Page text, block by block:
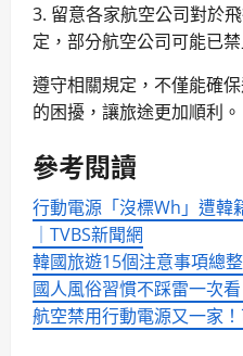
3. 留意各家航空公司對於
定，部分航空公司可能已禁
遵守相關規定，不僅能確
的困擾，讓旅途更加順利。
參考閱讀
行動電源「沒標Wh」遭韓
│TVBS新聞網
韓國旅遊15個注意事項總
國人風俗習慣不踩雷一次
航空禁用行動電源又一家